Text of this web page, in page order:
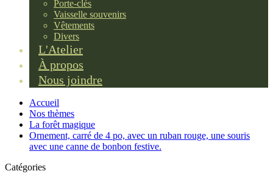
Porte-clés
Vaisselle souvenirs
Vêtements
Divers
L'Atelier
À propos
Nous joindre
Accueil
Nos thèmes
La forêt magique
Ornement, carré de 4 po, avec un ruban rouge, une souris
avec une canne de bonbon festive.
Catégories